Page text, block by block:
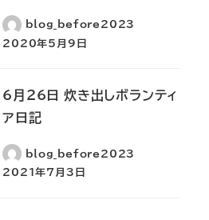
blog_before2023
2020年5月9日
6月26日 炊き出しボランティ
ア日記
blog_before2023
2021年7月3日